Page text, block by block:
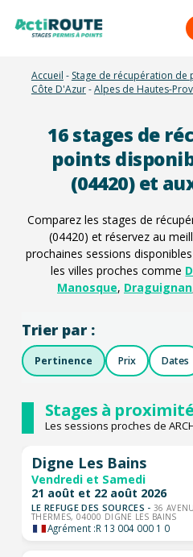
Accueil - Stage de récupération de
Côte D'Azur-Alpes de Hautes-
16stages de
points
(04420) et
Comparez les stages de
(04420) et réservez au
prochaines sessions
les villes proches comme
Manosque, Draguignan
Trier par :
Pertinence Prix Dates
Stages à
Les sessions proches de
Digne Les Bains
Vendredi et Samedi
21 août et 22 août 2026
LE REFUGE DES SOURCES - 36
THERMES, 04000 DIGNE LES BAINS
Agrément :R 13 004 000 1 0